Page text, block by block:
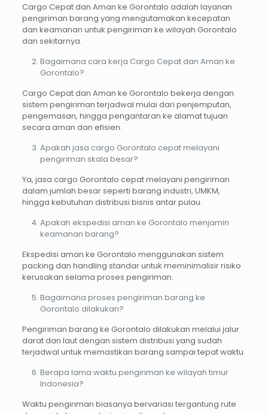
Cargo Cepat dan Aman ke Gorontalo adalah layanan
pengiriman barang yang mengutamakan kecepatan
dan keamanan untuk pengiriman ke wilayah Gorontalo
dan sekitarnya.
Bagaimana cara kerja Cargo Cepat dan Aman ke
Gorontalo?
Cargo Cepat dan Aman ke Gorontalo bekerja dengan
sistem pengiriman terjadwal mulai dari penjemputan,
pengemasan, hingga pengantaran ke alamat tujuan
secara aman dan efisien.
Apakah jasa cargo Gorontalo cepat melayani
pengiriman skala besar?
Ya, jasa cargo Gorontalo cepat melayani pengiriman
dalam jumlah besar seperti barang industri, UMKM,
hingga kebutuhan distribusi bisnis antar pulau.
Apakah ekspedisi aman ke Gorontalo menjamin
keamanan barang?
Ekspedisi aman ke Gorontalo menggunakan sistem
packing dan handling standar untuk meminimalisir risiko
kerusakan selama proses pengiriman.
Bagaimana proses pengiriman barang ke
Gorontalo dilakukan?
Pengiriman barang ke Gorontalo dilakukan melalui jalur
darat dan laut dengan sistem distribusi yang sudah
terjadwal untuk memastikan barang sampai tepat waktu.
Berapa lama waktu pengiriman ke wilayah timur
Indonesia?
Waktu pengiriman biasanya bervariasi tergantung rute